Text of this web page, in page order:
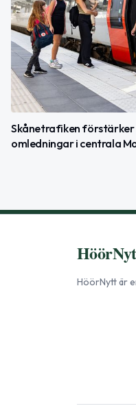
Skånetrafiken
omledningar i centrala
HöörNyttär